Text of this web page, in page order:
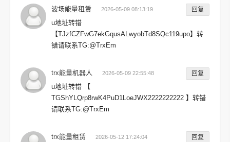
波场能量租赁 2026-05-09 08:13:19 回复
u地址转错
【TJzfCZFwG7ekGqusALwyobTd8SQc119upo】转
错请联系TG:@TrxEm
trx能量机器人 2026-05-09 22:55:48 回复
u地址转错 【
TGShYLQrp8rwK4PuD1LoeJWX2222222222 】转错
请联系TG:@TrxEm
trx能量租赁 2026-05-12 17:24:04 回复